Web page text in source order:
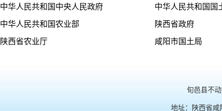
中华人民共和国中央人民政府 中华人民共和国国
中华人民共和国农业部 陕西省政府
陕西省农业厅 咸阳市国土局
旬邑县不
地址：陕西省